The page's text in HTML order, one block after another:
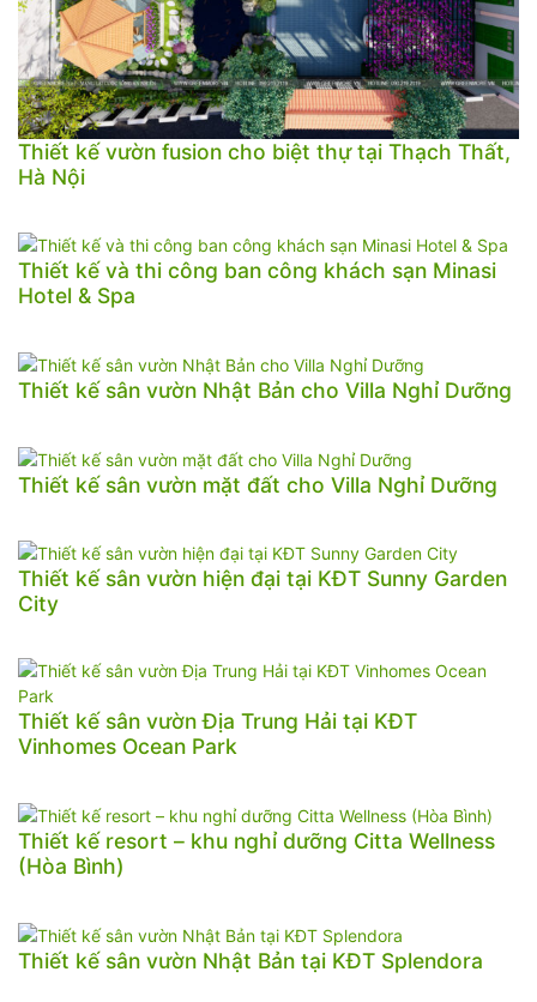
Thiết kế vườn fusion cho biệt thự tại Thạch Thất,
Hà Nội
Thiết kế và thi công ban công khách sạn Minasi
Hotel & Spa
Thiết kế sân vườn Nhật Bản cho Villa Nghỉ Dưỡng
Thiết kế sân vườn mặt đất cho Villa Nghỉ Dưỡng
Thiết kế sân vườn hiện đại tại KĐT Sunny Garden
City
Thiết kế sân vườn Địa Trung Hải tại KĐT
Vinhomes Ocean Park
Thiết kế resort – khu nghỉ dưỡng Citta Wellness
(Hòa Bình)
Thiết kế sân vườn Nhật Bản tại KĐT Splendora